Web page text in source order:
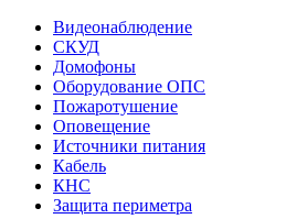
Видеонаблюдение
СКУД
Домофоны
Оборудование ОПС
Пожаротушение
Оповещение
Источники питания
Кабель
КНС
Защита периметра